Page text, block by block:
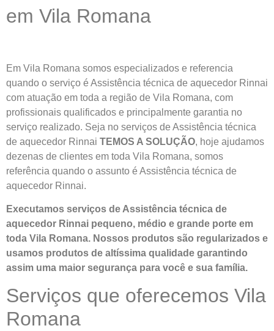
em Vila Romana
Em Vila Romana somos especializados e referencia
quando o serviço é Assistência técnica de aquecedor Rinnai
com atuação em toda a região de Vila Romana, com
profissionais qualificados e principalmente garantia no
serviço realizado. Seja no serviços de Assistência técnica
de aquecedor Rinnai TEMOS A SOLUÇÃO, hoje ajudamos
dezenas de clientes em toda Vila Romana, somos
referência quando o assunto é Assistência técnica de
aquecedor Rinnai.
Executamos serviços de Assistência técnica de
aquecedor Rinnai pequeno, médio e grande porte em
toda Vila Romana. Nossos produtos são regularizados e
usamos produtos de altíssima qualidade garantindo
assim uma maior segurança para você e sua família.
Serviços que oferecemos Vila
Romana